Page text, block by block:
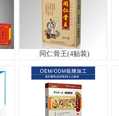
同仁骨王(4贴装)